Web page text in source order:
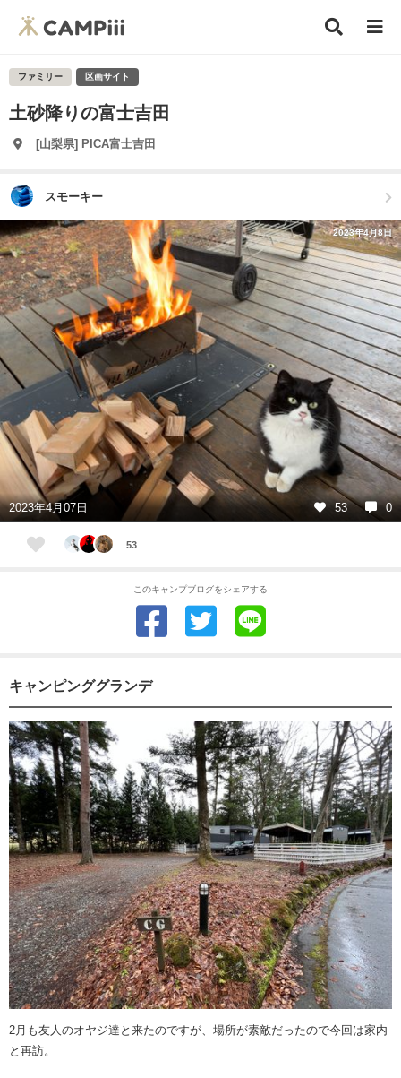
ファミリー 区画サイト
土砂降りの富士吉田
[山梨県] PICA富士吉田
スモーキー
2023年4月8日
2023年4月07日 53 0
53
このキャンプブログをシェアする
キャンピンググランデ
2月も友人のオヤジ達と来たのですが、場所が素敵だったので今回は家内
と再訪。